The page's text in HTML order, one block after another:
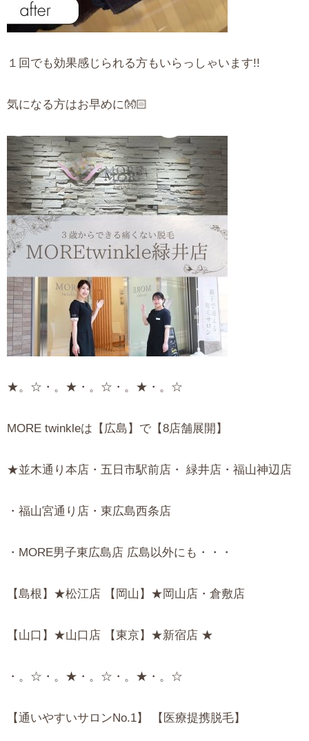
１回でも効果感じられる方もいらっしゃいます!!
気になる方はお早めに👐🏻
★。☆・。★・。☆・。★・。☆
MORE twinkleは【広島】で【8店舗展開】
★並木通り本店・五日市駅前店・ 緑井店・福山神辺店
・福山宮通り店・東広島西条店
・MORE男子東広島店 広島以外にも・・・
【島根】★松江店 【岡山】★岡山店・倉敷店
【山口】★山口店 【東京】★新宿店 ★
・。☆・。★・。☆・。★・。☆
【通いやすいサロンNo.1】 【医療提携脱毛】